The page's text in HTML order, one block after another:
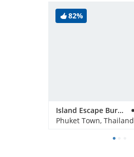
82%
Island Escape Burasari
Phuket Town, Thailand